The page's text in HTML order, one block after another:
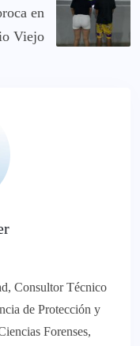
en
Viejo
Consultor Técnico
de Protección y
Forenses,